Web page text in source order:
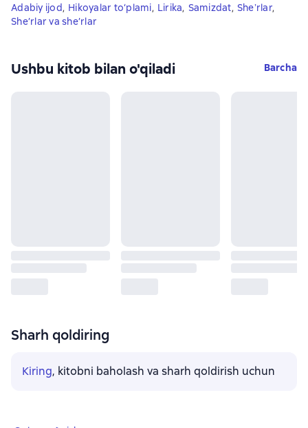
Adabiy ijod, Hikoyalar to‘plami, Lirika, Samizdat, Sheʼrlar,
She’rlar va she’rlar
Ushbu kitob bilan o'qiladi Barcha
Sharh qoldiring
Kiring, kitobni baholash va sharh qoldirish uchun